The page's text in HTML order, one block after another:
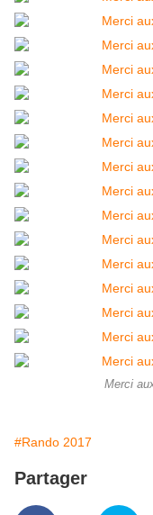
Merci
#Rando 2017
Partager